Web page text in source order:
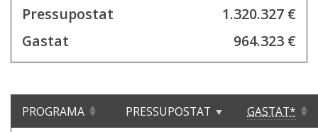
Pressupostat
1.320.327 €
Gastat
964.323 €
PROGRAMA PRESSUPOSTAT GASTAT*